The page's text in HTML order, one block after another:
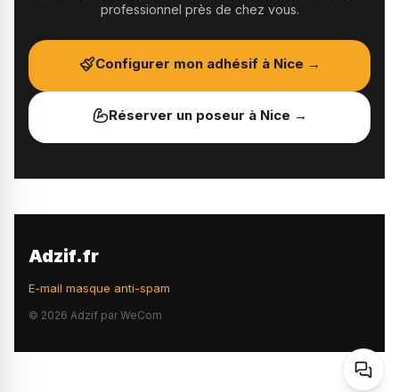
professionnel près de chez vous.
Configurer mon adhésif à Nice →
Réserver un poseur à Nice →
Adzif.fr
E-mail masque anti-spam
© 2026 Adzif par WeCom